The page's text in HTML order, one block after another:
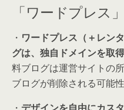
「ワードプレス
・ ワードプレス（＋レン
グは、独自ドメインを取
料ブログは運営サイトの
ブログが削除される可能性